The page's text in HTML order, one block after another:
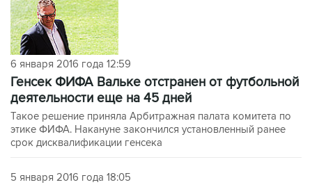
6 января 2016 года 12:59
Генсек ФИФА Вальке отстранен от футбольной
деятельности еще на 45 дней
Такое решение приняла Арбитражная палата комитета по
этике ФИФА. Накануне закончился установленный ранее
срок дисквалификации генсека
5 января 2016 года 18:05